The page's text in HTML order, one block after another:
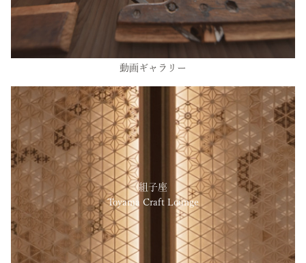
動画ギャラリー
組子座
Toyama Craft Lounge